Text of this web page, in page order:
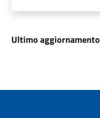
Ultimo aggiornamento